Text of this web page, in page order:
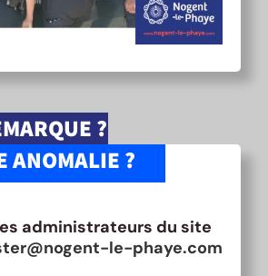
?
ANOMALIE ?
administrateurs du site
le-phaye.com